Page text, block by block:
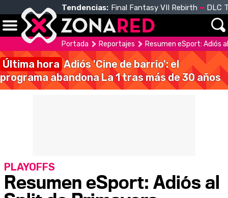
Tendencias: Final Fantasy VII Rebirth DLC
Portada Reportajes Resumen eSport: Adiós
Última hora Adiós 'Cine de barrio': el
programa abandona La 1 tras más de 30 años
Resumen eSport: Adiós al
PLAYOFFS